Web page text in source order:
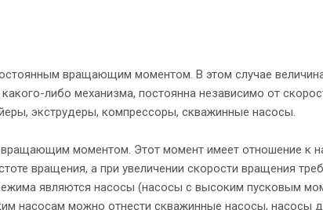
вращающим моментом. В этом случае
либо механизма, постоянна независимо от
экструдеры, компрессоры, скважинные насосы.
моментом. Этот момент имеет отношение к
вращения, а при увеличении скорости вращения
являются насосы (насосы с высоким пусковым
насосам можно отнести скважинные насосы, насосы